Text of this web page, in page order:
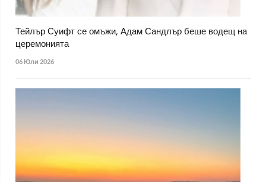
Тейлър Суифт се омъжи, Адам Сандлър беше водещ на
церемонията
06 Юли 2026